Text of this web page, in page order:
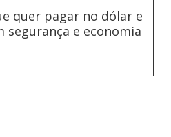
quer pagar no dólar e
segurança e economia